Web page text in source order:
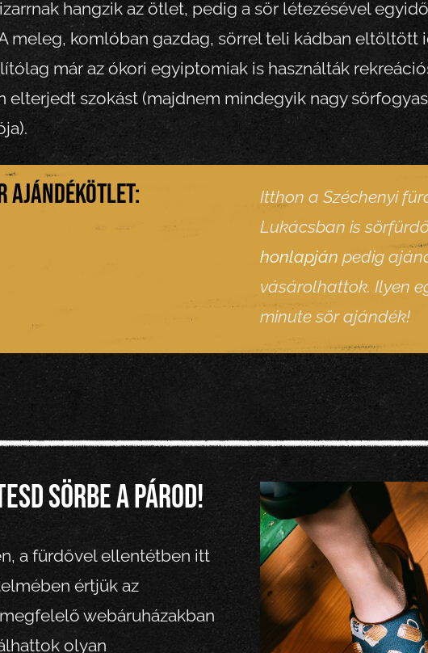
hangzik az ötlet, pedig a sör létezésével
meleg, komlóban gazdag, sörrel teli kádban eltöltött
már az ókori egyiptomiak is használták
elterjedt szokást (majdnem mindegyik nagy
ajándékötlet:
Itthon a Széchenyi
Lukácsban is
honlapján pedig
vásárolhattok. Ilyen
minute sör ajándék!
sörbe a párod!
a fürdővel ellentétben itt
értjük az
webáruházakban
olyan